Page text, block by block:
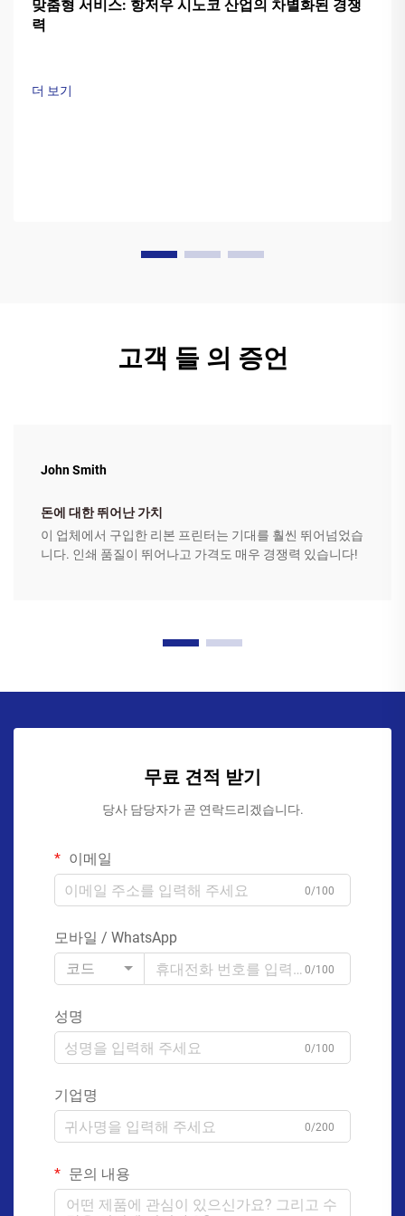
맞춤형 서비스: 항저우 시노코 산업의 차별화된 경쟁
력
더 보기
고객 들 의 증언
John Smith
돈에 대한 뛰어난 가치
이 업체에서 구입한 리본 프린터는 기대를 훨씬 뛰어넘었습
니다. 인쇄 품질이 뛰어나고 가격도 매우 경쟁력 있습니다!
무료 견적 받기
당사 담당자가 곧 연락드리겠습니다.
이메일
0/100
모바일 / WhatsApp
코드
0/100
성명
0/100
기업명
0/200
문의 내용